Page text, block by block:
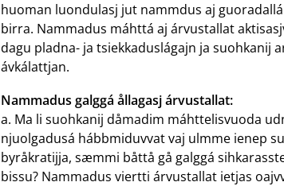
huoman luondulasj jut nammdus aj
birra. Nammadus máhttá aj árvustallat
dagu pladna- ja tsiekkaduslágajn ja
ávkálattjan.
Nammadus galggá ållagasj árvustallat:
a. Ma li suohkanij dåmadim máhttelisvuoda
njuolgadusá hábbmiduvvat vaj ulmme ienep
byråkratijja, sæmmi båttå gå galggá
bissu? Nammadus viertti árvustallat ietjas